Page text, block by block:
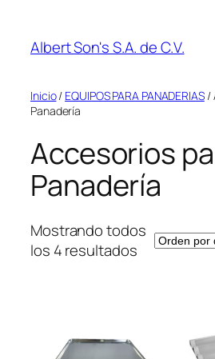
contenido
Albert Son's S.A. de C.V.
Inicio/ EQUIPOS PARA PANADERIAS/
Panadería
Accesorios
Panadería
Mostrando todos
los 4 resultados